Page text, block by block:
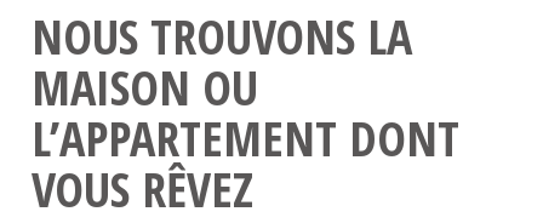
NOUS TROUVONS LA
MAISON OU
L’APPARTEMENT DONT
VOUS RÊVEZ